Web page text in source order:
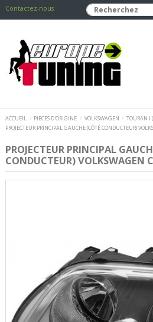
Contactez-nous
ACCUEIL PIECES D'ORIGINE VOLKSWAGEN
TOURAN I
PROJECTEUR PRINCIPAL GAUCHE (CÔTÉ CONDUCTEUR)
PROJECTEUR PRINCIPAL
CONDUCTEUR) VOLKSWAGEN